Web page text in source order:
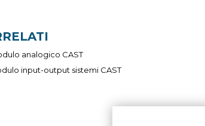
analogico CAST
input-output sistemi CAST